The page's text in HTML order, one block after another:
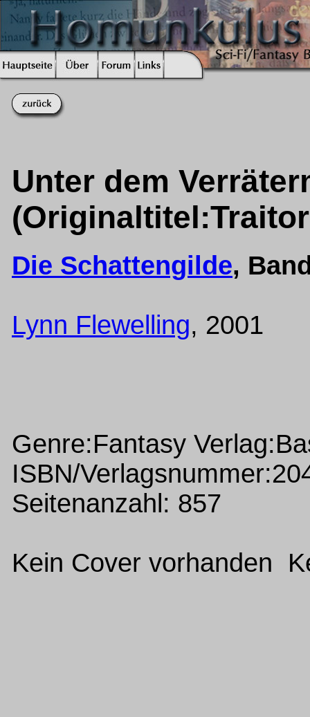
Unter dem
Die Schattengilde,
Lynn Flewelling, 2001
Genre:Fantasy
ISBN/
Seitenanzahl: 857
Kein Cover vorhanden